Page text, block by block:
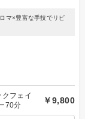
マ×豊富な手技でリピ
フェイ
70分
￥9,800